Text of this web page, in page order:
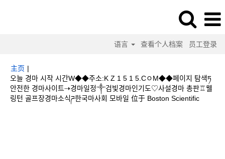
语言 查看个人档案 员工登录
主页 |
오늘 경마 시작 시간W◆◆주소:K Z 1 5 1 5.CㅇM◆◆페이지 탐색ཏ
안전한 경마사이트⇢경마일정༒검빛경마인기도♡사설경마 총판♖웰
링턴 골프장경마소식ཌ한국마사회 모바일 位于 Boston Scientific（当